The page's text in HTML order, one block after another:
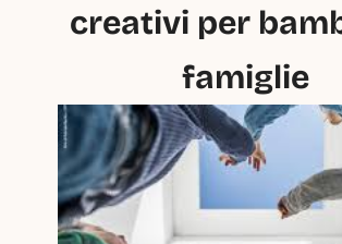
creativi per
famiglie